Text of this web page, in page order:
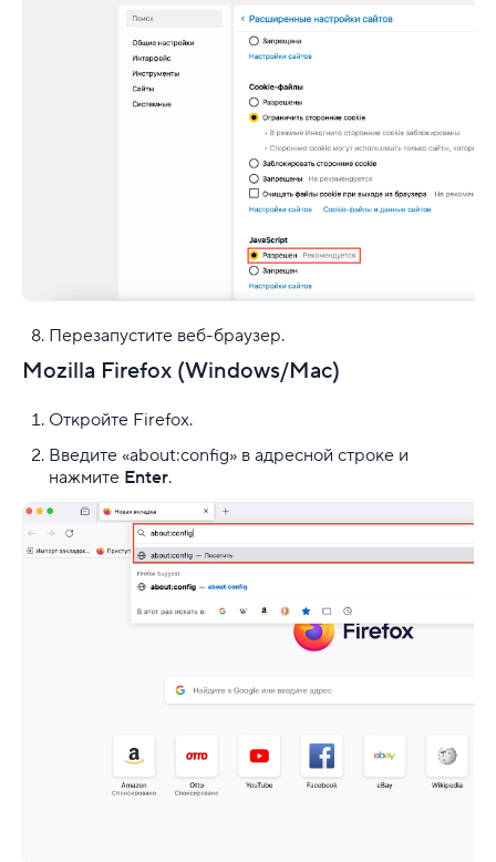
Перезапустите веб-браузер.
Mozilla Firefox (Windows/Mac)
Откройте Firefox.
Введите «about:config» в адресной строке и
нажмите Enter.